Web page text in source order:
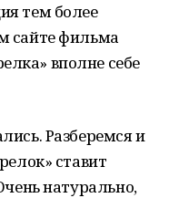
тем более
сайте фильма
вполне себе
Разберемся и
ставит
натурально,